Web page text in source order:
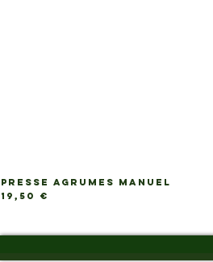
PRESSE AGRUMES MANUEL
Prix
19,50 €